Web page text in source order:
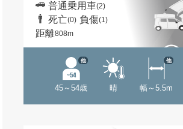
普通乗用車(2)
死亡(0) 負傷(1)
距離808m
45～54歳
他
晴 幅～5.5m
他